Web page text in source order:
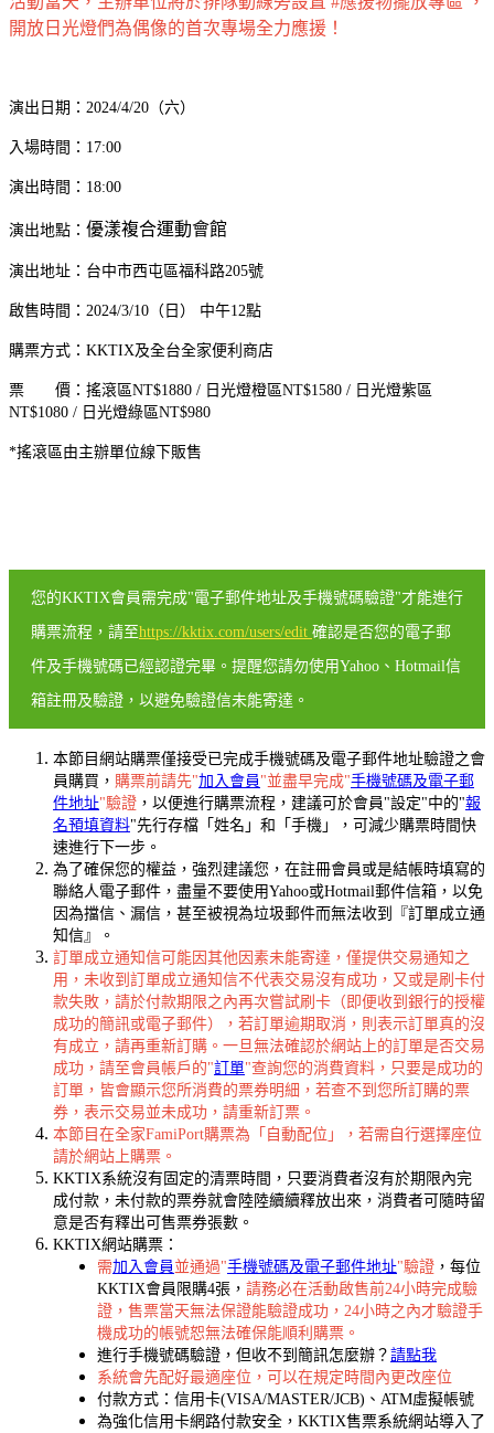
開放日光燈們為偶像的首次專場全力應援！
演出日期：2024/4/20（六）
入場時間：17:00
演出時間：18:00
演出地點： 優漾複合運動會館
演出地址：台中市西屯區福科路205號
啟售時間：2024/3/10（日） 中午12點
購票方式：KKTIX及全台全家便利商店
票 價：搖滾區NT$1880 / 日光燈橙區NT$1580 / 日光燈紫區
NT$1080 / 日光燈綠區NT$980
*搖滾區由主辦單位線下販售
您的KKTIX會員需完成"電子郵件地址及手機號碼驗證"才能進行
購票流程，請至https://kktix.com/users/edit 確認是否您的電子郵
件及手機號碼已經認證完畢。提醒您請勿使用Yahoo、Hotmail信
箱註冊及驗證，以避免驗證信未能寄達。
本節目網站購票僅接受已完成手機號碼及電子郵件地址驗證之會
員購買， 購票前請先"加入會員 "並盡早完成"手機號碼及電子郵
件地址"驗證 ，以便進行購票流程，建議可於會員"設定"中的"報
名預填資料"先行存檔「姓名」和「手機」，可減少購票時間快
速進行下一步。
為了確保您的權益，強烈建議您，在註冊會員或是結帳時填寫的
聯絡人電子郵件，盡量不要使用Yahoo或Hotmail郵件信箱，以免
因為擋信、漏信，甚至被視為垃圾郵件而無法收到『訂單成立通
知信』。
訂單成立通知信可能因其他因素未能寄達，僅提供交易通知之
用，未收到訂單成立通知信不代表交易沒有成功，又或是刷卡付
款失敗，請於付款期限之內再次嘗試刷卡（即便收到銀行的授權
成功的簡訊或電子郵件），若訂單逾期取消，則表示訂單真的沒
有成立，請再重新訂購。一旦無法確認於網站上的訂單是否交易
成功，請至會員帳戶的"訂單"查詢您的消費資料，只要是成功的
訂單，皆會顯示您所消費的票券明細，若查不到您所訂購的票
券，表示交易並未成功，請重新訂票。
本節目在全家FamiPort購票為「自動配位」，若需自行選擇座位
請於網站上購票。
KKTIX系統沒有固定的清票時間，只要消費者沒有於期限內完
成付款，未付款的票券就會陸陸續續釋放出來，消費者可隨時留
意是否有釋出可售票券張數。
KKTIX網站購票：
需加入會員 並通過"手機號碼及電子郵件地址"驗證 ，每位
KKTIX會員限購4張， 請務必在活動啟售前24小時完成驗
證，售票當天無法保證能驗證成功，24小時之內才驗證手
機成功的帳號恕無法確保能順利購票。
進行手機號碼驗證，但收不到簡訊怎麼辦？ 請點我
系統會先配好最適座位，可以在規定時間內更改座位
付款方式：信用卡(VISA/MASTER/JCB)、ATM虛擬帳號
為強化信用卡網路付款安全，KKTIX售票系統網站導入了